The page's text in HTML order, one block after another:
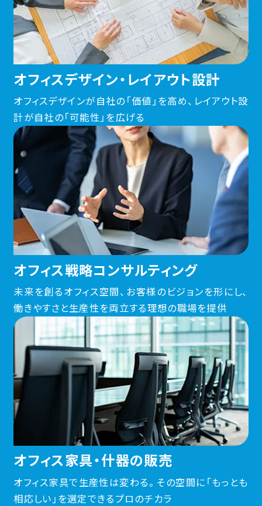
オフィスデザイン・レイアウト設計
オフィスデザインが自社の「価値」を高め、レイアウト設
計が自社の「可能性」を広げる
オフィス戦略コンサルティング
未来を創るオフィス空間、お客様のビジョンを形にし、
働きやすさと生産性を両立する理想の職場を提供
オフィス家具・什器の販売
オフィス家具で生産性は変わる。その空間に「もっとも
相応しい」を選定できるプロのチカラ